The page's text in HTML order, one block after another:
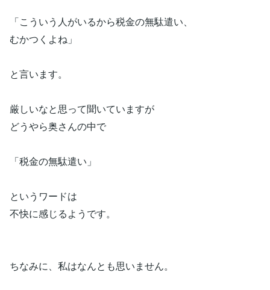
「こういう人がいるから税金の無駄遣い、
むかつくよね」
と言います。
厳しいなと思って聞いていますが
どうやら奥さんの中で
「税金の無駄遣い」
というワードは
不快に感じるようです。
ちなみに、私はなんとも思いません。